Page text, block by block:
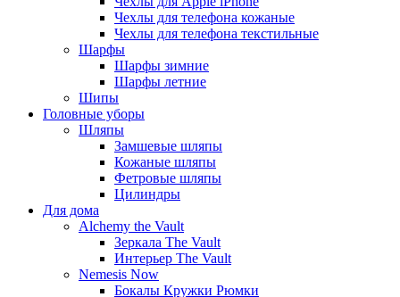
Чехлы для телефона кожаные
Чехлы для телефона текстильные
Шарфы
Шарфы зимние
Шарфы летние
Шипы
Головные уборы
Шляпы
Замшевые шляпы
Кожаные шляпы
Фетровые шляпы
Цилиндры
Для дома
Alchemy the Vault
Зеркала The Vault
Интерьер The Vault
Nemesis Now
Бокалы Кружки Рюмки